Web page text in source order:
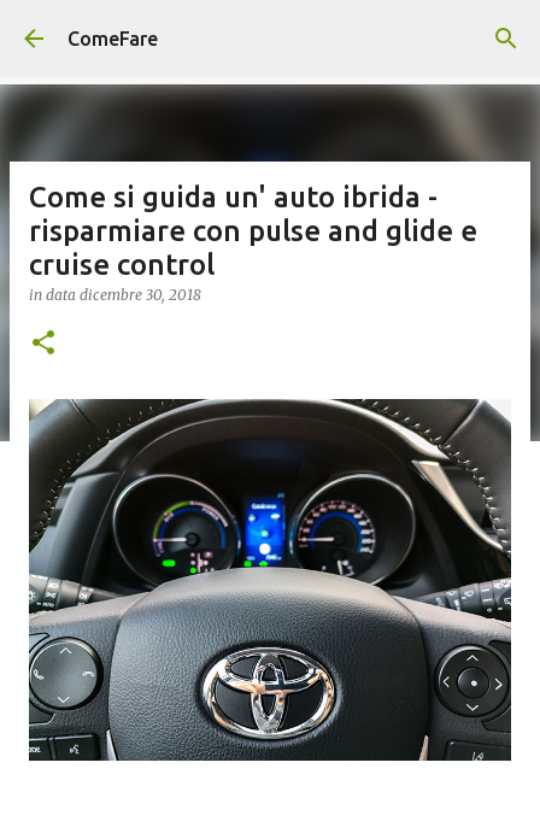
Passa ai contenuti principali
ComeFare
Come si guida un' auto ibrida -
risparmiare con pulse and glide e
cruise control
in data dicembre 30, 2018